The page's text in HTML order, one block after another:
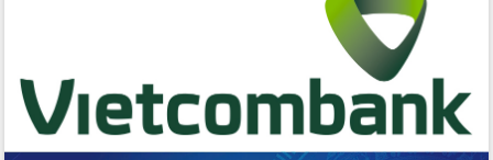
tâm đạt được mục tiêu tăng trưởng
hai con số trong năm 2026
Tổ chức trang trọng Lễ hội Đền thờ